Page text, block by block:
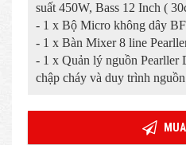
suất 450W, Bass 12 Inch (
- 1 x Bộ Micro không dây
- 1 x Bàn Mixer 8 line
- 1 x Quản lý nguồn Pearller
chập cháy và duy trình